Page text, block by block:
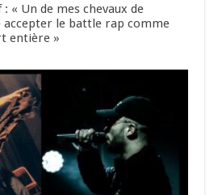
« Un de mes chevaux de
accepter le battle rap comme
entière »